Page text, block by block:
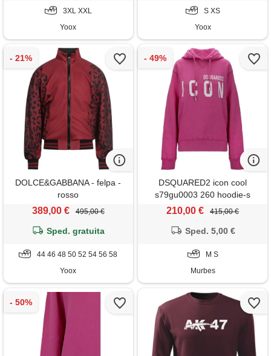
3XL XXL
Yoox
S XS
Yoox
DOLCE&GABBANA - felpa -
rosso
389,00 € 495,00 €
Sped. gratuita
44 46 48 50 52 54 56 58
Yoox
DSQUARED2 icon cool
s79gu0003 260 hoodie-s
210,00 € 415,00 €
Sped. 5,00 €
M S
Murbes